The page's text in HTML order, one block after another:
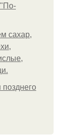
"По-
сахар,